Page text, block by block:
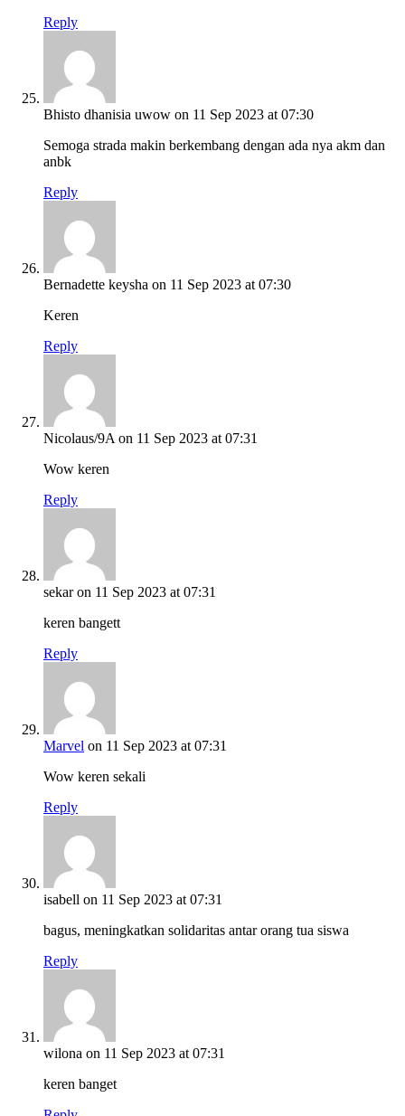
Reply
Bhisto dhanisia uwow on 11 Sep 2023 at 07:30
Semoga strada makin berkembang dengan ada nya akm dan
anbk
Reply
Bernadette keysha on 11 Sep 2023 at 07:30
Keren
Reply
Nicolaus/9A on 11 Sep 2023 at 07:31
Wow keren
Reply
sekar on 11 Sep 2023 at 07:31
keren bangett
Reply
Marvel on 11 Sep 2023 at 07:31
Wow keren sekali
Reply
isabell on 11 Sep 2023 at 07:31
bagus, meningkatkan solidaritas antar orang tua siswa
Reply
wilona on 11 Sep 2023 at 07:31
keren banget